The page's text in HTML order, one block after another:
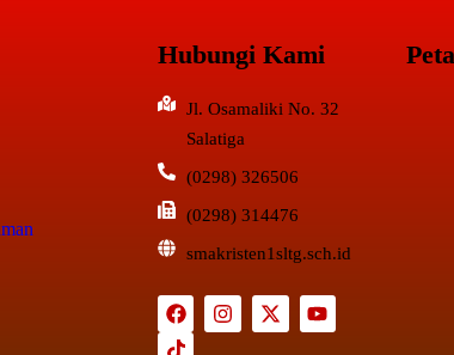
Hubungi Kami
Jl. Osamaliki No. 32
Salatiga
(0298) 326506
(0298) 314476
smakristen1sltg.sch.id